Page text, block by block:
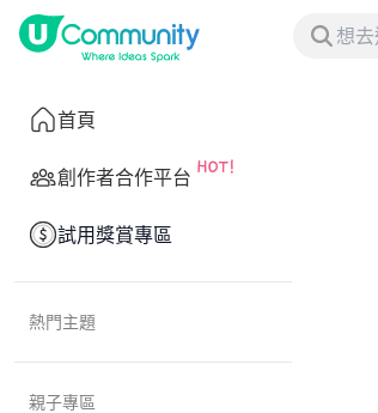
首頁
創作者合作平台
試用獎賞專區
熱門主題
親子專區